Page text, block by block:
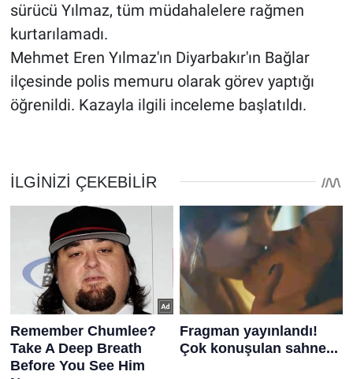
sürücü Yılmaz, tüm müdahalelere rağmen
kurtarılamadı.
Mehmet Eren Yılmaz'ın Diyarbakır'ın Bağlar
ilçesinde polis memuru olarak görev yaptığı
öğrenildi. Kazayla ilgili inceleme başlatıldı.